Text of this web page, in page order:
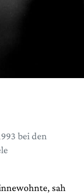
bei den
sah